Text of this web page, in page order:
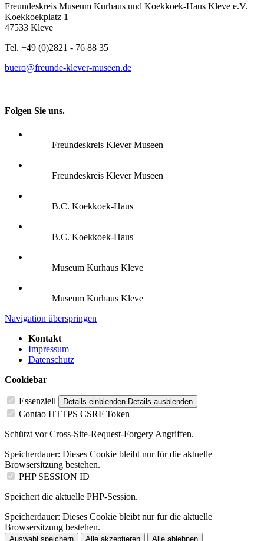
Freundeskreis Museum Kurhaus und Koekkoek-Haus Kleve e.V.
Koekkoekplatz 1
47533 Kleve
Tel. +49 (0)2821 - 76 88 35
buero@freunde-klever-museen.de
Folgen Sie uns.
Freundeskreis Klever Museen
Freundeskreis Klever Museen
B.C. Koekkoek-Haus
B.C. Koekkoek-Haus
Museum Kurhaus Kleve
Museum Kurhaus Kleve
Navigation überspringen
Kontakt
Impressum
Datenschutz
Cookiebar
Essenziell Details einblenden Details ausblenden
Contao HTTPS CSRF Token
Schützt vor Cross-Site-Request-Forgery Angriffen.
Speicherdauer: Dieses Cookie bleibt nur für die aktuelle
Browsersitzung bestehen.
PHP SESSION ID
Speichert die aktuelle PHP-Session.
Speicherdauer: Dieses Cookie bleibt nur für die aktuelle
Browsersitzung bestehen.
Auswahl speichern Alle akzeptieren Alle ablehnen